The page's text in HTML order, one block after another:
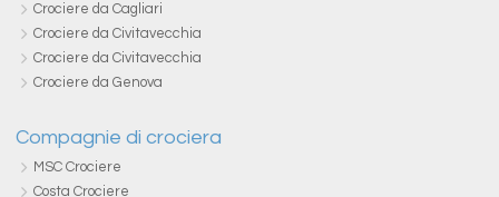
Crociere da Cagliari
Crociere da Civitavecchia
Crociere da Civitavecchia
Crociere da Genova
Compagnie di crociera
MSC Crociere
Costa Crociere